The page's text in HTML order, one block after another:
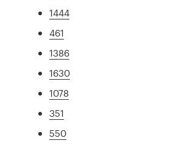
1444
461
1386
1630
1078
351
550